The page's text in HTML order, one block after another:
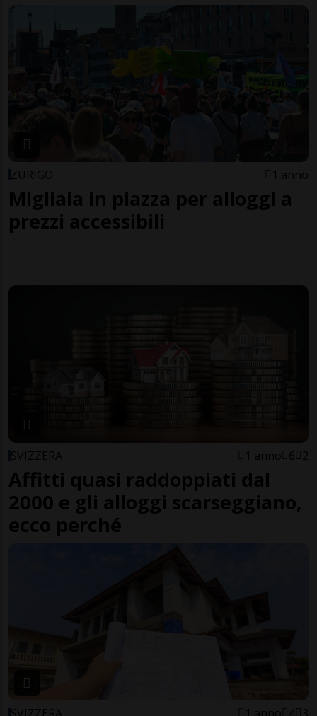
ZURIGO 1 anno
Migliaia in piazza per alloggi a
prezzi accessibili
SVIZZERA 1 anno 6 2
Affitti quasi raddoppiati dal
2000 e gli alloggi scarseggiano,
ecco perché